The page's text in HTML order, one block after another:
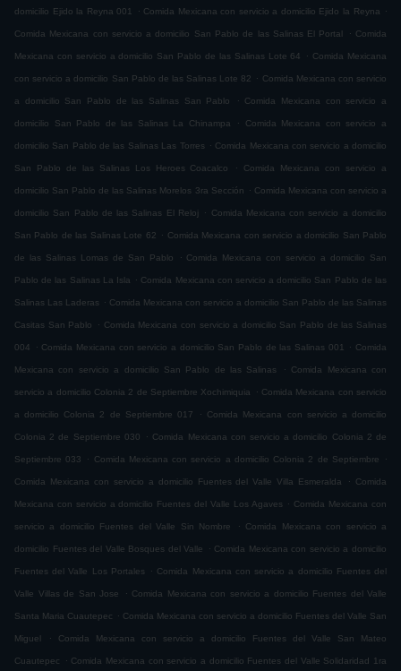
domicilio Ejido la Reyna 001 . Comida Mexicana con servicio a domicilio Ejido la Reyna .
Comida Mexicana con servicio a domicilio San Pablo de las Salinas El Portal . Comida
Mexicana con servicio a domicilio San Pablo de las Salinas Lote 64 . Comida Mexicana
con servicio a domicilio San Pablo de las Salinas Lote 82 . Comida Mexicana con servicio
a domicilio San Pablo de las Salinas San Pablo . Comida Mexicana con servicio a
domicilio San Pablo de las Salinas La Chinampa . Comida Mexicana con servicio a
domicilio San Pablo de las Salinas Las Torres . Comida Mexicana con servicio a domicilio
San Pablo de las Salinas Los Heroes Coacalco . Comida Mexicana con servicio a
domicilio San Pablo de las Salinas Morelos 3ra Sección . Comida Mexicana con servicio a
domicilio San Pablo de las Salinas El Reloj . Comida Mexicana con servicio a domicilio
San Pablo de las Salinas Lote 62 . Comida Mexicana con servicio a domicilio San Pablo
de las Salinas Lomas de San Pablo . Comida Mexicana con servicio a domicilio San
Pablo de las Salinas La Isla . Comida Mexicana con servicio a domicilio San Pablo de las
Salinas Las Laderas . Comida Mexicana con servicio a domicilio San Pablo de las Salinas
Casitas San Pablo . Comida Mexicana con servicio a domicilio San Pablo de las Salinas
004 . Comida Mexicana con servicio a domicilio San Pablo de las Salinas 001 . Comida
Mexicana con servicio a domicilio San Pablo de las Salinas . Comida Mexicana con
servicio a domicilio Colonia 2 de Septiembre Xochimiquia . Comida Mexicana con servicio
a domicilio Colonia 2 de Septiembre 017 . Comida Mexicana con servicio a domicilio
Colonia 2 de Septiembre 030 . Comida Mexicana con servicio a domicilio Colonia 2 de
Septiembre 033 . Comida Mexicana con servicio a domicilio Colonia 2 de Septiembre .
Comida Mexicana con servicio a domicilio Fuentes del Valle Villa Esmeralda . Comida
Mexicana con servicio a domicilio Fuentes del Valle Los Agaves . Comida Mexicana con
servicio a domicilio Fuentes del Valle Sin Nombre . Comida Mexicana con servicio a
domicilio Fuentes del Valle Bosques del Valle . Comida Mexicana con servicio a domicilio
Fuentes del Valle Los Portales . Comida Mexicana con servicio a domicilio Fuentes del
Valle Villas de San Jose . Comida Mexicana con servicio a domicilio Fuentes del Valle
Santa Maria Cuautepec . Comida Mexicana con servicio a domicilio Fuentes del Valle San
Miguel . Comida Mexicana con servicio a domicilio Fuentes del Valle San Mateo
Cuautepec . Comida Mexicana con servicio a domicilio Fuentes del Valle Solidaridad 1ra